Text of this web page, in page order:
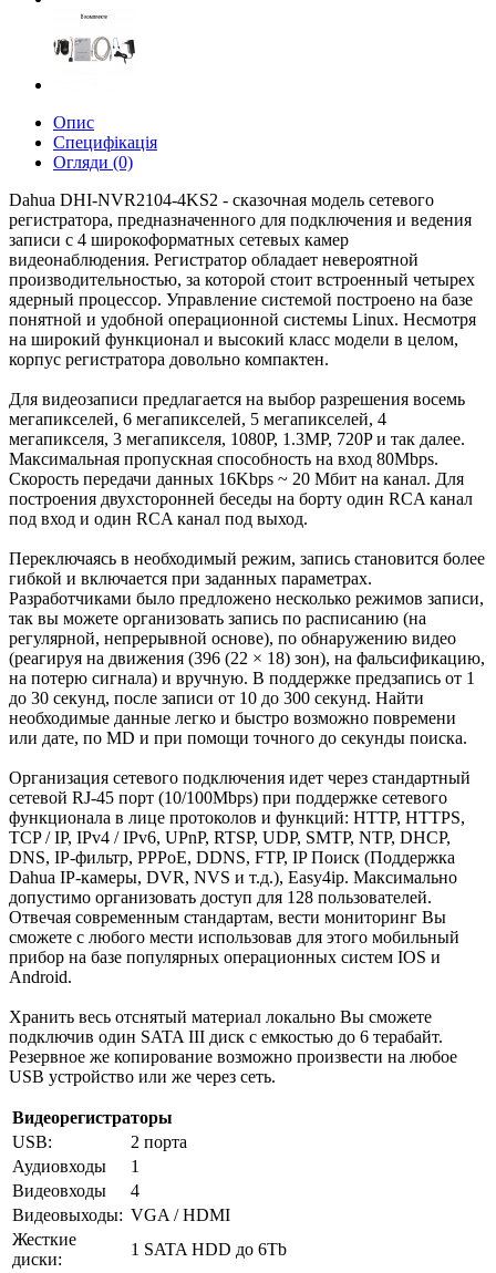
Опис
Специфікація
Огляди (0)
Dahua DHI-NVR2104-4KS2 - сказочная модель сетевого
регистратора, предназначенного для подключения и ведения
записи с 4 широкоформатных сетевых камер
видеонаблюдения. Регистратор обладает невероятной
производительностью, за которой стоит встроенный четырех
ядерный процессор. Управление системой построено на базе
понятной и удобной операционной системы Linux. Несмотря
на широкий функционал и высокий класс модели в целом,
корпус регистратора довольно компактен.
Для видеозаписи предлагается на выбор разрешения восемь
мегапикселей, 6 мегапикселей, 5 мегапикселей, 4
мегапикселя, 3 мегапикселя, 1080P, 1.3MP, 720P и так далее.
Максимальная пропускная способность на вход 80Mbps.
Скорость передачи данных 16Kbps ~ 20 Мбит на канал. Для
построения двухсторонней беседы на борту один RCA канал
под вход и один RCA канал под выход.
Переключаясь в необходимый режим, запись становится более
гибкой и включается при заданных параметрах.
Разработчиками было предложено несколько режимов записи,
так вы можете организовать запись по расписанию (на
регулярной, непрерывной основе), по обнаружению видео
(реагируя на движения (396 (22 × 18) зон), на фальсификацию,
на потерю сигнала) и вручную. В поддержке предзапись от 1
до 30 секунд, после записи от 10 до 300 секунд. Найти
необходимые данные легко и быстро возможно повремени
или дате, по MD и при помощи точного до секунды поиска.
Организация сетевого подключения идет через стандартный
сетевой RJ-45 порт (10/100Mbps) при поддержке сетевого
функционала в лице протоколов и функций: HTTP, HTTPS,
TCP / IP, IPv4 / IPv6, UPnP, RTSP, UDP, SMTP, NTP, DHCP,
DNS, IP-фильтр, PPPoE, DDNS, FTP, IP Поиск (Поддержка
Dahua IP-камеры, DVR, NVS и т.д.), Easy4ip. Максимально
допустимо организовать доступ для 128 пользователей.
Отвечая современным стандартам, вести мониторинг Вы
сможете с любого мести использовав для этого мобильный
прибор на базе популярных операционных систем IOS и
Android.
Хранить весь отснятый материал локально Вы сможете
подключив один SATA III диск с емкостью до 6 терабайт.
Резервное же копирование возможно произвести на любое
USB устройство или же через сеть.
Видеорегистраторы
USB:
2 порта
Аудиовходы
1
Видеовходы
4
Видеовыходы: VGA / HDMI
Жесткие
диски:
1 SATA HDD до 6Tb